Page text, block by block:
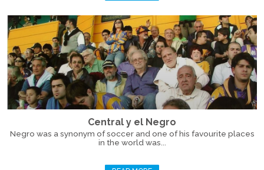
Central y el Negro
Negro was a synonym of soccer and one of his favourite places
in the world was...